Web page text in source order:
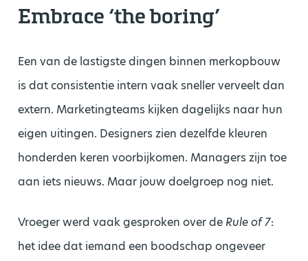
Embrace ‘the boring’
Een van de lastigste dingen binnen merkopbouw
is dat consistentie intern vaak sneller verveelt dan
extern. Marketingteams kijken dagelijks naar hun
eigen uitingen. Designers zien dezelfde kleuren
honderden keren voorbijkomen. Managers zijn toe
aan iets nieuws. Maar jouw doelgroep nog niet.
Vroeger werd vaak gesproken over de Rule of 7:
het idee dat iemand een boodschap ongeveer